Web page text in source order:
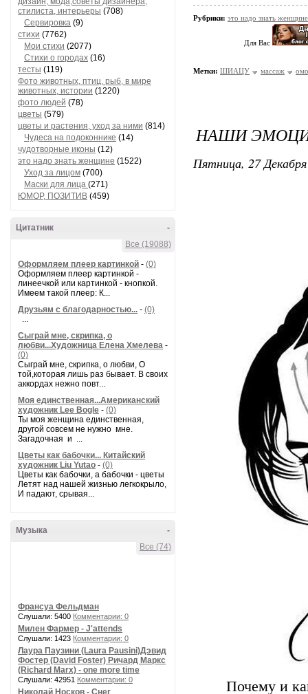
стилиста, интерьеры (708)
Сервировка (9)
стихи (7762)
Мои стихи (2077)
Стихи о городах (16)
тесты (119)
Фото животных, птиц, рыб, в мире
животных, истории (1220)
фото людей (78)
цветы (579)
цветы и растения, уход за ними (814)
Чудеса на подоконнике (14)
чудотворные иконы (12)
это надо знать женщине (1522)
Уход за лицом (700)
Маски для лица (271)
ЮМОР, ПОЗИТИВ (459)
-
Цитатник
Все (19088)
Оформляем плеер картинкой - (0)
Оформляем плеер картинкой -
линеечкой или картинкой - кнопкой.
Имеем такой плеер: К...
Друзьям с благодарностью... - (0)
...
Сыграй мне, скрипка, о
любви...Художница Елена Хмелева -
(0)
Сыграй мне, скрипка, о любви, О
той,которая лишь раз бывает. В своих
аккордах нежно повт...
Моя единственная...Американский
художник Lee Bogle - (0)
Ты моя женщина единственная,
другой совсем не нужно мне.
Загадочная и ...
Цветы как бабочки... Китайский
художник Liu Yutao - (0)
Цветы как бабочки, а бабочки - цветы
Летят над нашей жизнью легкокрыло,
И падают, срывая...
-
Музыка
Все (74)
Франсуа Фельдман
Слушали: 5400 Комментарии: 0
Милен Фармер - J'attends
Слушали: 1423 Комментарии: 0
Лаура Паузини (Laura Pausini)Дэвид
Фостер (David Foster) Ричард Маркс
(Richard Marx) - one more time
Слушали: 42951 Комментарии: 0
Николай Носков - Снег
Рубрики: это надо знать
Для Вас
Метки: ШИАЦУ массаж
НАШИ
Пятница, 27
Почему и